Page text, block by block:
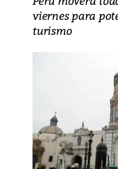
viernes para
turismo